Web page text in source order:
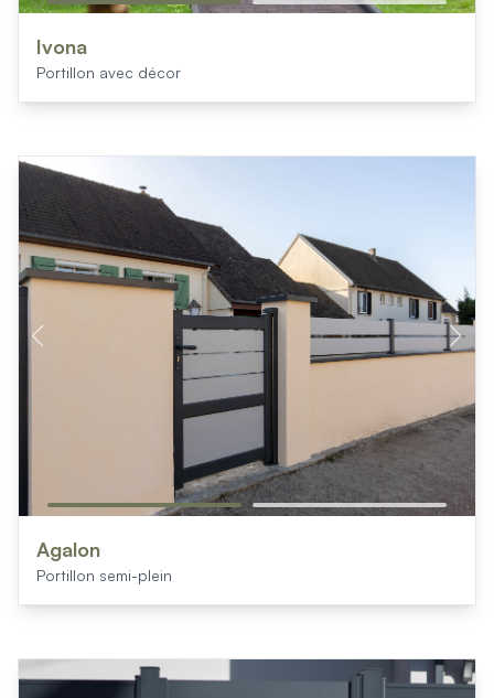
Ivona
Portillon avec décor
Agalon
Portillon semi-plein